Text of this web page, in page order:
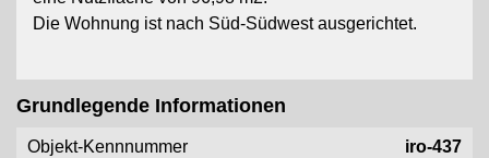
Die Wohnung ist nach Süd-Südwest ausgerichtet.
Grundlegende Informationen
Objekt-Kennnummer iro-437